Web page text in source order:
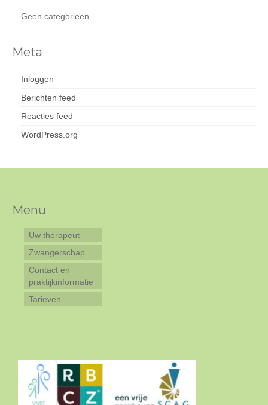
Geen categorieën
Meta
Inloggen
Berichten feed
Reacties feed
WordPress.org
Menu
Uw therapeut
Zwangerschap
Contact en
praktijkinformatie
Tarieven